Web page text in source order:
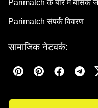
Parimatch के बारे में बेसिक
Parimatch संपर्क विवरण
सामाजिक नेटवर्क: